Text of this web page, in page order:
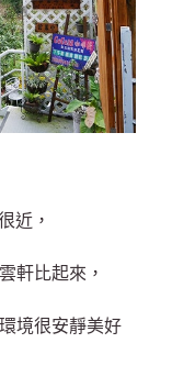
近，
軒比起來，
境很安靜美好